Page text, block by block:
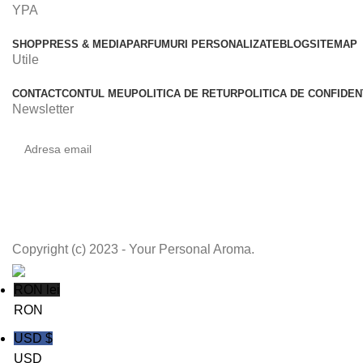
YPA
SHOPPRESS & MEDIAPARFUMURI PERSONALIZATEBLOGSITEMAP
Utile
CONTACTCONTUL MEUPOLITICA DE RETURPOLITICA DE
Newsletter
Copyright (c) 2023 - Your Personal Aroma.
RON lei
RON
USD $
USD